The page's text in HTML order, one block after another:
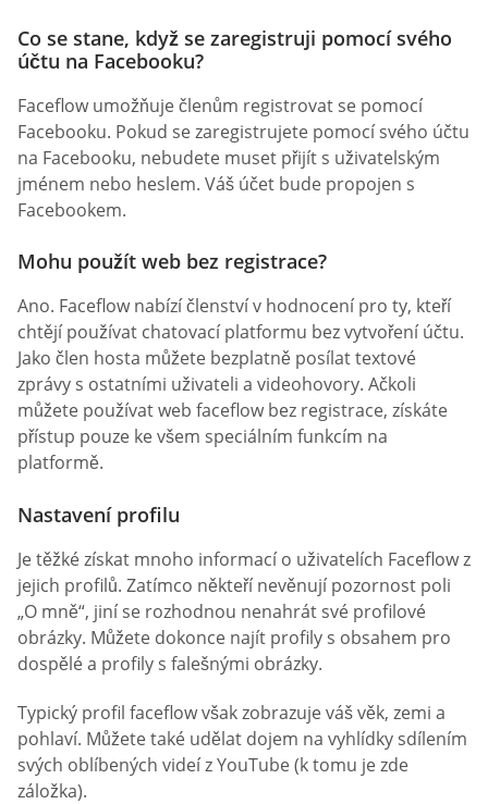
Co se stane, když se zaregistruji pomocí svého
účtu na Facebooku?
Faceflow umožňuje členům registrovat se pomocí
Facebooku. Pokud se zaregistrujete pomocí svého účtu
na Facebooku, nebudete muset přijít s uživatelským
jménem nebo heslem. Váš účet bude propojen s
Facebookem.
Mohu použít web bez registrace?
Ano. Faceflow nabízí členství v hodnocení pro ty, kteří
chtějí používat chatovací platformu bez vytvoření účtu.
Jako člen hosta můžete bezplatně posílat textové
zprávy s ostatními uživateli a videohovory. Ačkoli
můžete používat web faceflow bez registrace, získáte
přístup pouze ke všem speciálním funkcím na
platformě.
Nastavení profilu
Je těžké získat mnoho informací o uživatelích Faceflow z
jejich profilů. Zatímco někteří nevěnují pozornost poli
„O mně“, jiní se rozhodnou nenahrát své profilové
obrázky. Můžete dokonce najít profily s obsahem pro
dospělé a profily s falešnými obrázky.
Typický profil faceflow však zobrazuje váš věk, zemi a
pohlaví. Můžete také udělat dojem na vyhlídky sdílením
svých oblíbených videí z YouTube (k tomu je zde
záložka).